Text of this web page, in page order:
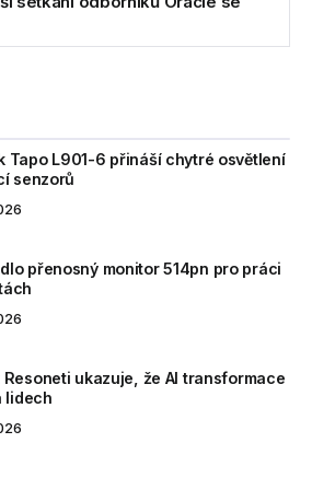
Tapo L901-6 přináší chytré osvětlení
senzorů
přenosný monitor 514pn pro práci
Resoneti ukazuje, že AI transformace
lidech